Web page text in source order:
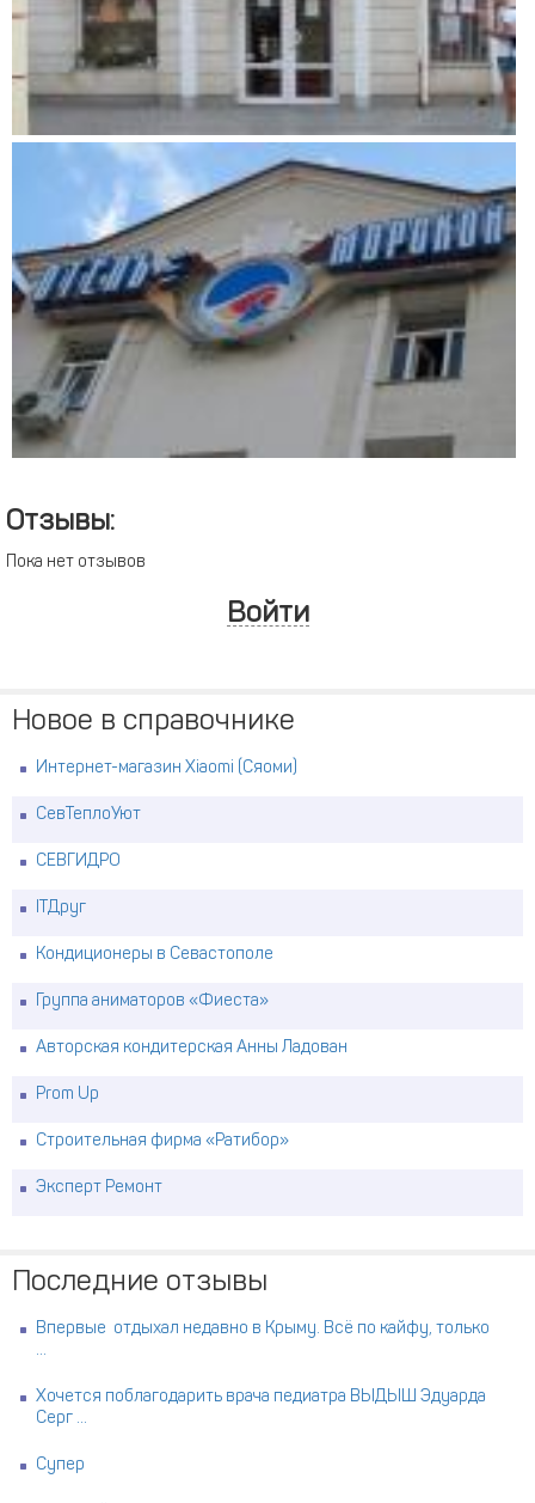
Отзывы:
Пока нет отзывов
Войти
Новое в справочнике
Интернет-магазин Xiaomi (Сяоми)
СевТеплоУют
СЕВГИДРО
ITДруг
Кондиционеры в Севастополе
Группа аниматоров «Фиеста»
Авторская кондитерская Анны Ладован
Prom Up
Строительная фирма «Ратибор»
Эксперт Ремонт
Последние отзывы
Впервые отдыхал недавно в Крыму. Всё по кайфу, только
...
Хочется поблагодарить врача педиатра ВЫДЫШ Эдуарда
Серг ...
Супер